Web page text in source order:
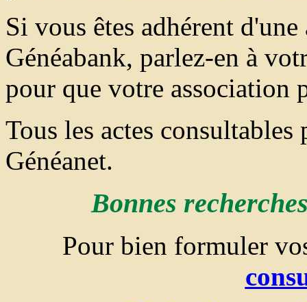
Si vous êtes adhérent
Généabank, parlez-en à
pour que votre association
Tous les actes
Généanet.
Bonnes
Pour bien formuler